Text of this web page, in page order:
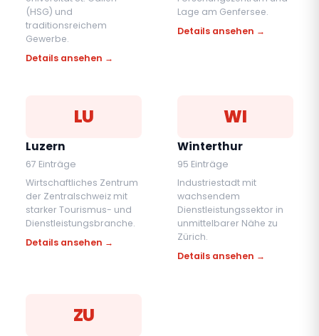
(HSG) und
traditionsreichem
Gewerbe.
Details ansehen →
Lage am Genfersee.
Details ansehen →
LU
Luzern
67 Einträge
Wirtschaftliches Zentrum
der Zentralschweiz mit
starker Tourismus- und
Dienstleistungsbranche.
Details ansehen →
WI
Winterthur
95 Einträge
Industriestadt mit
wachsendem
Dienstleistungssektor in
unmittelbarer Nähe zu
Zürich.
Details ansehen →
ZU